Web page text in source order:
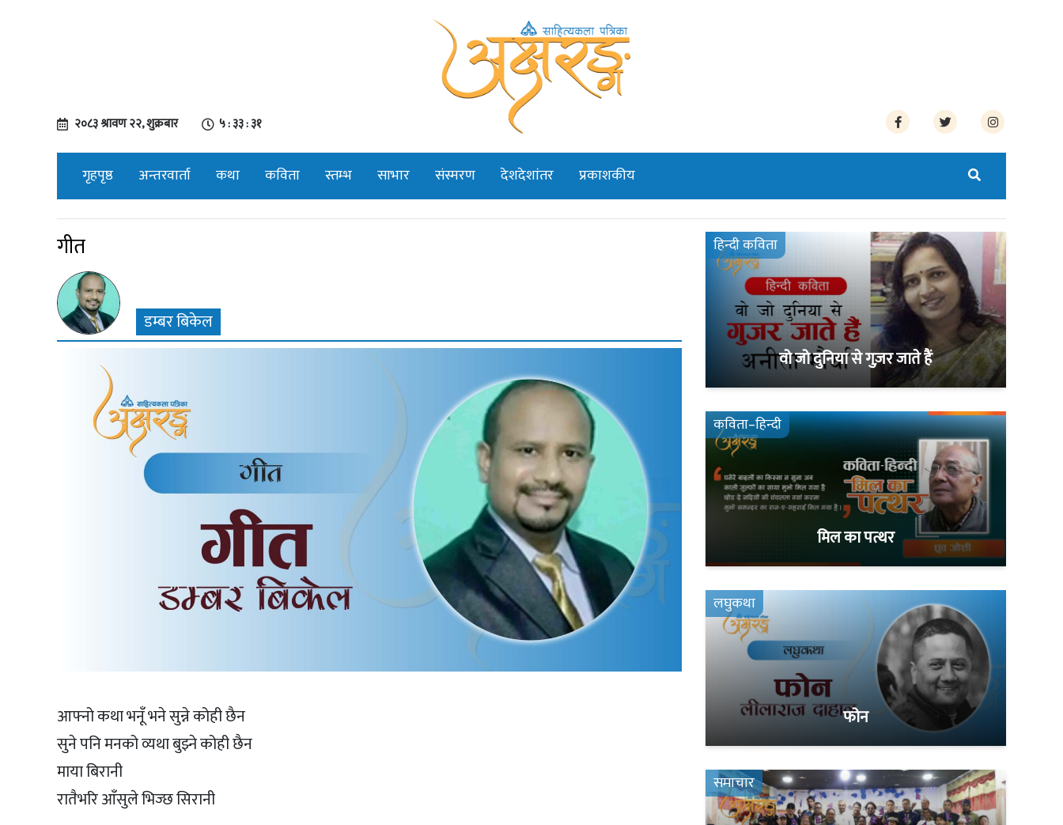
२०८३ श्रावण २२, शुक्रबार ५ : ३३ : ३१
गृहपृष्ठ अन्तरवार्ता कथा कविता स्तम्भ साभार संस्मरण देशदेशांतर प्रकाशकीय
गीत
डम्बर बिकेल
आफ्नो कथा भनूँ भने सुन्ने कोही छैन
सुने पनि मनको व्यथा बुझ्ने कोही छैन
माया बिरानी
रातैभरि आँसुले भिज्छ सिरानी
हिन्दी कविता
वो जो दुनिया से गुज़र जाते हैं
कविता–हिन्दी
मिल का पत्थर
लघुकथा
फोन
समाचार